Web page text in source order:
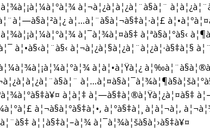
à¦¬à¦¿à¦­à¦¿à¦¨à§à¦¨
à¦…à¦¨à§à¦¬à§‡à¦·à¦£
à¦¯à¦¾à¦¤à§‡ à¦ªà§à¦°à§‹
à¦•à§‹à¦¨à§‹ à¦¬à¦¿à¦§à¦¿à¦¨à¦¿à¦·à§‡à¦§
à¦à¦•à¦Ÿà¦¿
à¦à¦‡ à¦—à§‡à¦®à¦Ÿà¦¿à¦¤à§‡
à¦¬à§à¦°à§‡à¦•, à¦°à§‡à¦¸ à¦à¦¬à¦‚
à¦¦à§‡à¦–à¦¾ à¦¯à¦¾à¦šà§à¦›à§‡à¥¤